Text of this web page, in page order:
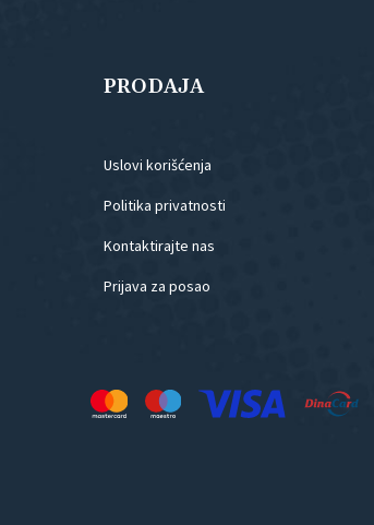
PRODAJA
Uslovi korišćenja
Politika privatnosti
Kontaktirajte nas
Prijava za posao